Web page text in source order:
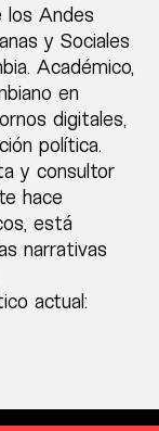
los Andes
y Sociales
Académico,
en
digitales,
política.
y consultor
hace
está
narrativas
actual: